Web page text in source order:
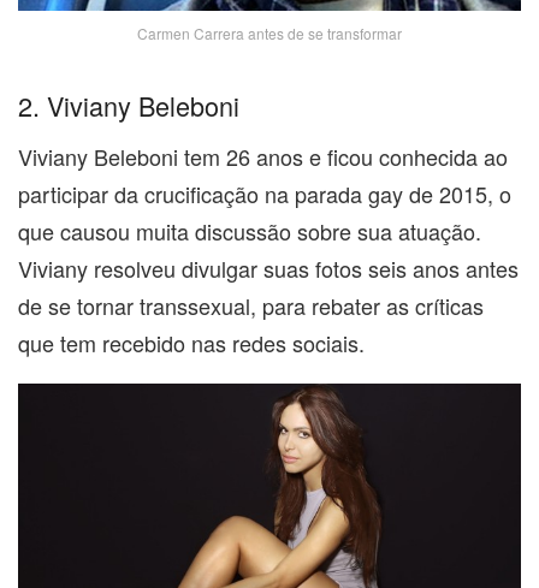
Carmen Carrera antes de se transformar
2. Viviany Beleboni
Viviany Beleboni tem 26 anos e ficou conhecida ao
participar da crucificação na parada gay de 2015, o
que causou muita discussão sobre sua atuação.
Viviany resolveu divulgar suas fotos seis anos antes
de se tornar transsexual, para rebater as críticas
que tem recebido nas redes sociais.